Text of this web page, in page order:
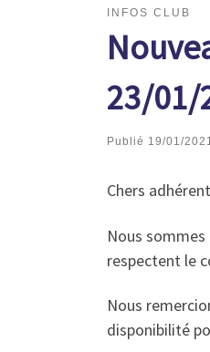
INFOS CLUB
23/01/
Publié 19/01/
Chers
Nous
respectent le
Nous
disponibilité